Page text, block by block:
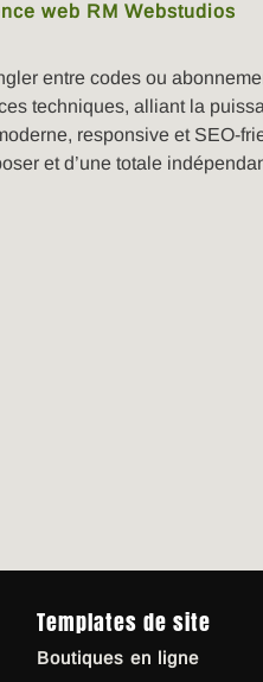
entre codes ou
techniques, alliant la
responsive et SEO-
et d’une totale
Templates de site
Boutiques en ligne